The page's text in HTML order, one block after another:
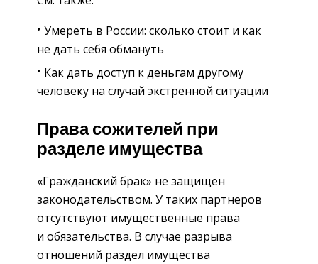
Умереть в России: сколько стоит и как
не дать себя обмануть
Как дать доступ к деньгам другому
человеку на случай экстренной ситуации
Права сожителей при
разделе имущества
«Гражданский брак» не защищен
законодательством. У таких партнеров
отсутствуют имущественные права
и обязательства. В случае разрыва
отношений раздел имущества